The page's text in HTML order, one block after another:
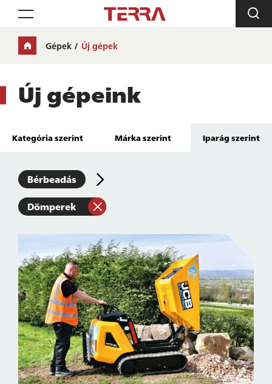
Toggle navigation
Gépek Új gépek
Új gépeink
Kategória szerint Márka szerint Iparág szerint
Bérbeadás
Dömperek